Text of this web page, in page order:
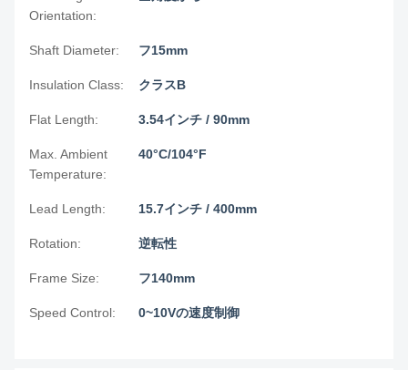
Orientation:
Shaft Diameter: フ15mm
Insulation Class: クラスB
Flat Length: 3.54インチ / 90mm
Max. Ambient
Temperature:
40°C/104°F
Lead Length: 15.7インチ / 400mm
Rotation: 逆転性
Frame Size: フ140mm
Speed Control: 0~10Vの速度制御